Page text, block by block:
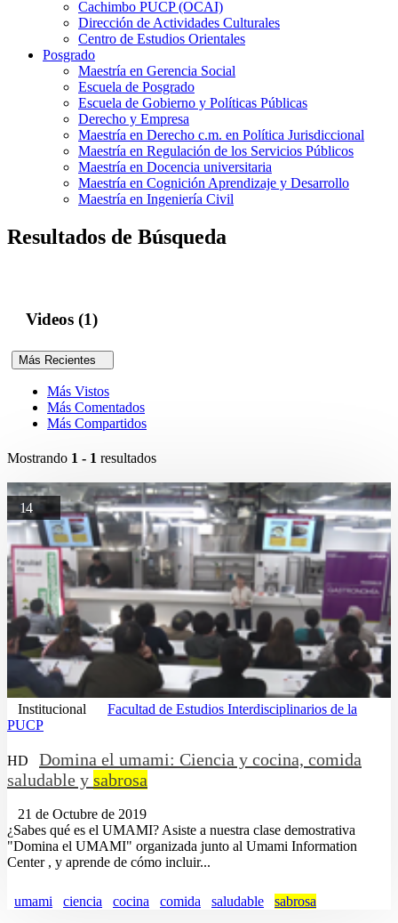
Cachimbo PUCP (OCAI)
Dirección de Actividades Culturales
Centro de Estudios Orientales
Posgrado
Maestría en Gerencia Social
Escuela de Posgrado
Escuela de Gobierno y Políticas Públicas
Derecho y Empresa
Maestría en Derecho c.m. en Política Jurisdiccional
Maestría en Regulación de los Servicios Públicos
Maestría en Docencia universitaria
Maestría en Cognición Aprendizaje y Desarrollo
Maestría en Ingeniería Civil
Resultados de Búsqueda
Videos (1)
Más Recientes
Más Vistos
Más Comentados
Más Compartidos
Mostrando 1 - 1 resultados
14
Institucional
Facultad de Estudios Interdisciplinarios de la
PUCP
HD
Domina el umami: Ciencia y cocina, comida
saludable y sabrosa
21 de Octubre de 2019
¿Sabes qué es el UMAMI? Asiste a nuestra clase demostrativa
"Domina el UMAMI" organizada junto al Umami Information
Center , y aprende de cómo incluir...
umami ciencia cocina comida saludable sabrosa